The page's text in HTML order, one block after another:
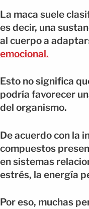
La maca suele
es decir, una
al cuerpo a
emocional.
Esto no significa
podría favorecer
del organismo.
De acuerdo con la
compuestos
en sistemas
estrés, la energía
Por eso, muchas